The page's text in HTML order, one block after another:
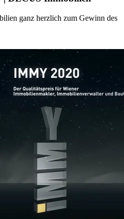
ganz herzlich zum Gewinn des